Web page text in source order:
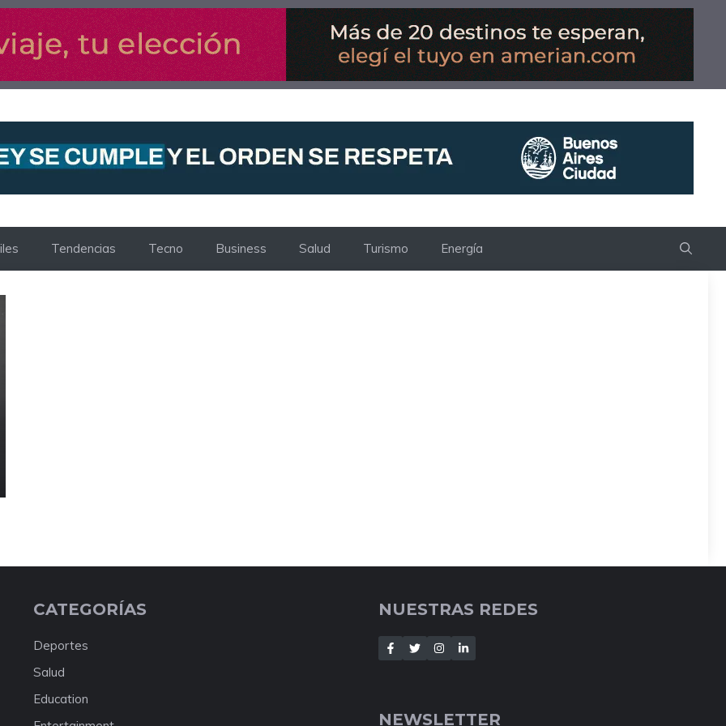
Tendencias Tecno Business Salud Turismo Energía
CATEGORÍAS
Deportes
Salud
Education
NUESTRAS REDES
NEWSLETTER